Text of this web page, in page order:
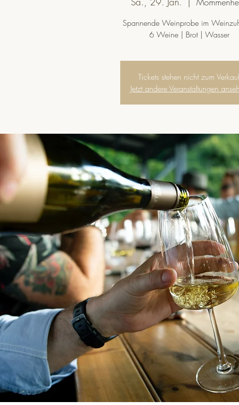
Spannende Weinprobe im
6 Weine | Brot | Wasser
Tickets stehen nicht zum
Jetzt andere Veranstaltungen